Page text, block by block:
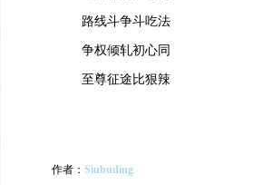
路线斗争斗吃法
争权倾轧初心同
至尊征途比狠辣
作者： Siubuding